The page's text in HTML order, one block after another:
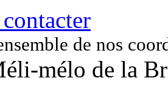
de nos
mélo de la